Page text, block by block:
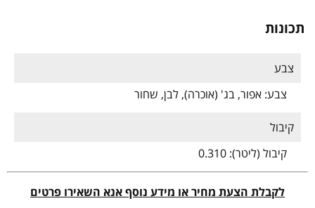
תכונות
צבע
צבע: אפור, בג' (אוכרה), לבן, שחור
קיבול
קיבול (ליטר): 0.310
לקבלת הצעת מחיר או מידע נוסף אנא השאירו פרטים